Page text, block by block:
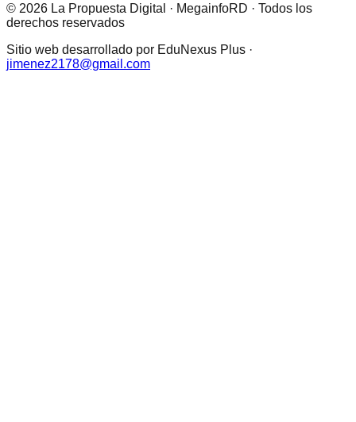
© 2026 La Propuesta Digital · MegainfoRD · Todos los
derechos reservados
Sitio web desarrollado por EduNexus Plus ·
jimenez2178@gmail.com